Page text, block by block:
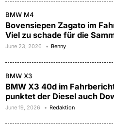
BMW M4
Bovensiepen Zagato im
Viel zu schade für die
June 23, 2026 Benny
BMW X3
BMW X3 40d im
punktet der Diesel auch
June 19, 2026 Redaktion